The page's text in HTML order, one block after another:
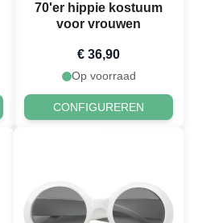
70'er hippie kostuum
voor vrouwen
€ 36,90
Op voorraad
CONFIGUREREN